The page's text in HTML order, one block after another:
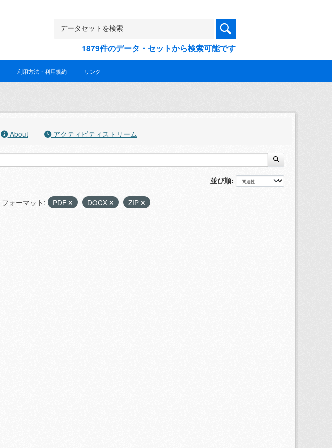
1879件のデータ・セットから検索可能です
利用方法・利用規約 リンク
About アクティビティストリーム
並び順
フォーマット: PDF DOCX ZIP